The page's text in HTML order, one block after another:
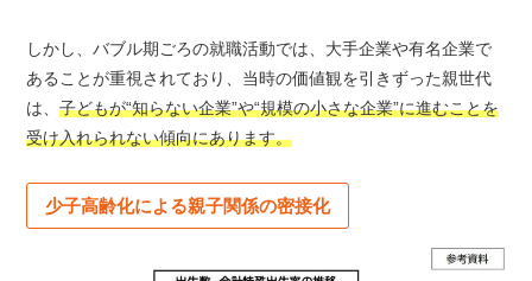
しかし、バブル期ごろの就職活動では、大手企業や有名企業で
あることが重視されており、当時の価値観を引きずった親世代
は、子どもが“知らない企業”や“規模の小さな企業”に進むことを
受け入れられない傾向にあります。
少子高齢化による親子関係の密接化